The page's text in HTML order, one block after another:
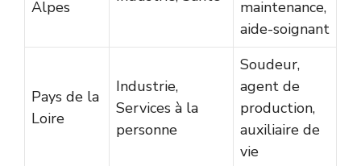
Alpes
maintenance,
aide-soignant
Pays de la
Loire
Industrie,
Services à la
personne
Soudeur,
agent de
production,
auxiliaire de
vie